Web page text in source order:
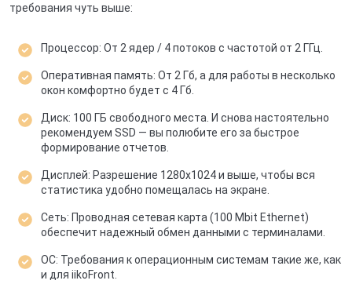
требования чуть выше:
Процессор: От 2 ядер / 4 потоков с частотой от 2 ГГц.
Оперативная память: От 2 Гб, а для работы в несколько
окон комфортно будет с 4 Гб.
Диск: 100 ГБ свободного места. И снова настоятельно
рекомендуем SSD — вы полюбите его за быстрое
формирование отчетов.
Дисплей: Разрешение 1280x1024 и выше, чтобы вся
статистика удобно помещалась на экране.
Сеть: Проводная сетевая карта (100 Mbit Ethernet)
обеспечит надежный обмен данными с терминалами.
ОС: Требования к операционным системам такие же, как
и для iikoFront.